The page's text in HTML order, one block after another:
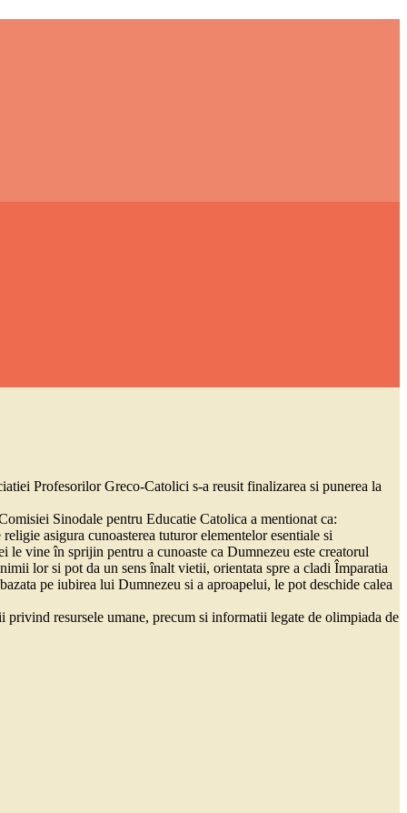
Profesorilor Greco-Catolici s-a reusit finalizarea si punerea la
Sinodale pentru Educatie Catolica a mentionat ca:
asigura cunoasterea tuturor elementelor esentiale si
vine în sprijin pentru a cunoaste ca Dumnezeu este creatorul
lor si pot da un sens înalt vietii, orientata spre a cladi Împaratia
pe iubirea lui Dumnezeu si a aproapelui, le pot deschide calea
resursele umane, precum si informatii legate de olimpiada de